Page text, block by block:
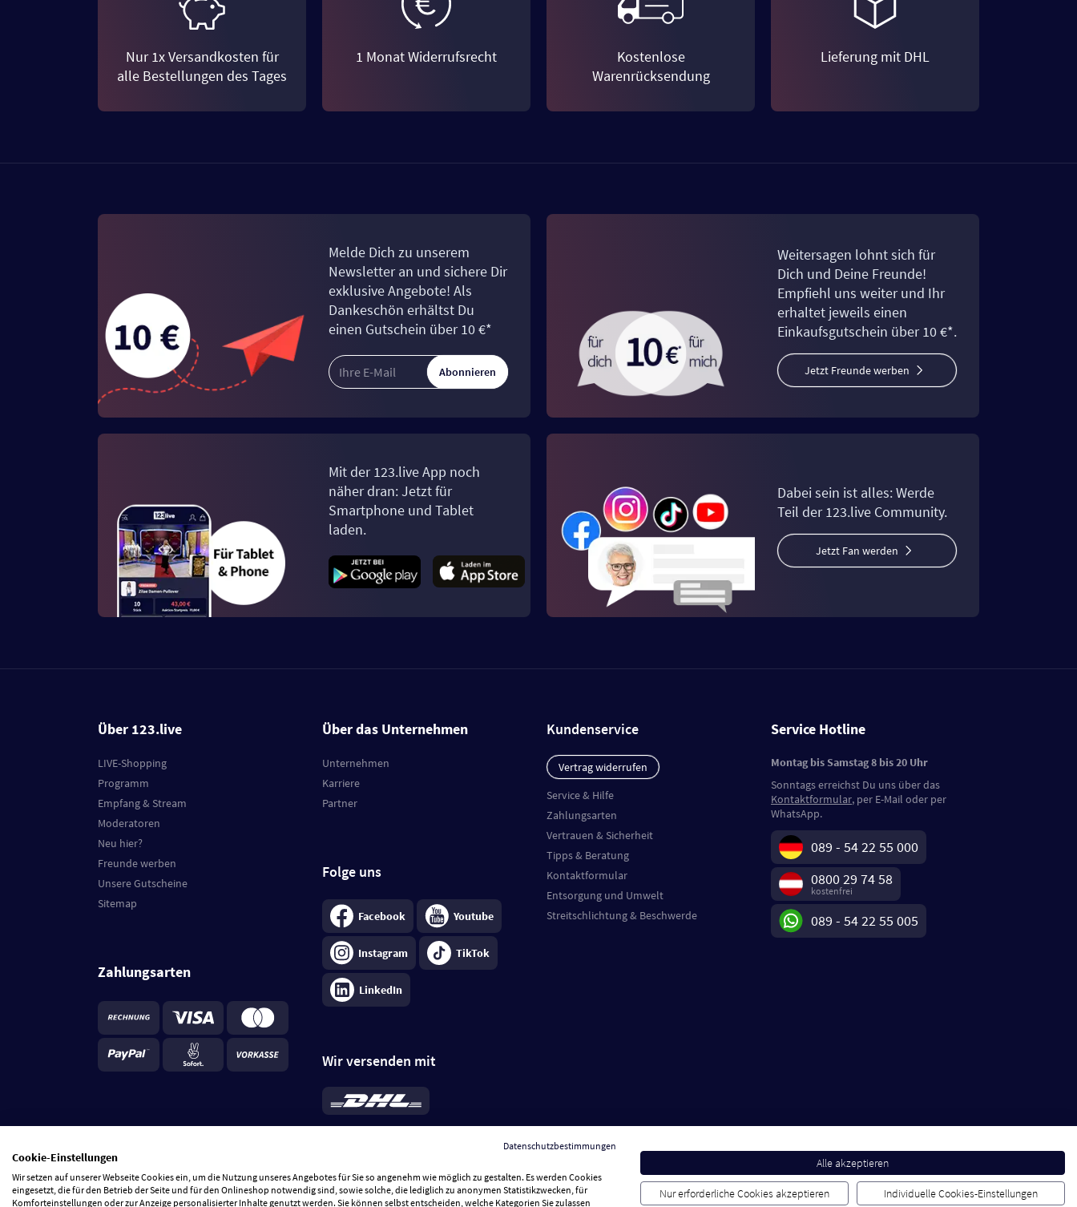
Nur 1x Versandkosten für
alle Bestellungen des Tages
1 Monat Widerrufsrecht
Kostenlose
Warenrücksendung
Lieferung mit DHL
Melde Dich zu unserem
Newsletter an und sichere Dir
exklusive Angebote! Als
Dankeschön erhältst Du
einen Gutschein über 10 €*
Abonnieren
Weitersagen lohnt sich für
Dich und Deine Freunde!
Empfiehl uns weiter und Ihr
erhaltet jeweils einen
Einkaufsgutschein über 10 €*.
Jetzt Freunde werben
Mit der 123.live App noch
näher dran: Jetzt für
Smartphone und Tablet
laden.
Dabei sein ist alles: Werde
Teil der 123.live Community.
Jetzt Fan werden
Über 123.live
LIVE-Shopping
Programm
Empfang & Stream
Moderatoren
Neu hier?
Freunde werben
Unsere Gutscheine
Sitemap
Zahlungsarten
Über das Unternehmen
Unternehmen
Karriere
Partner
Folge uns
Facebook Youtube
Instagram TikTok
LinkedIn
Wir versenden mit
*Standard 6,95 €; bei Kühlware zzgl. 0,99 €
je Bestellung, insgesamt 7,94 €. Lieferzeit3-
Kundenservice
Vertrag widerrufen
Service & Hilfe
Zahlungsarten
Vertrauen & Sicherheit
Tipps & Beratung
Kontaktformular
Entsorgung und Umwelt
Streitschlichtung & Beschwerde
Service Hotline
Montag bis Samstag 8 bis 20 Uhr
Sonntags erreichst Du uns über das
Kontaktformular, per E-Mail oder per
WhatsApp.
089 - 54 22 55 000
0800 29 74 58
kostenfrei
089 - 54 22 55 005
Datenschutzbestimmungen
Cookie-Einstellungen
Wir setzen auf unserer Webseite Cookies ein, um die Nutzung unseres Angebotes für Sie so angenehm wie möglich zu gestalten. Es werden Cookies
eingesetzt, die für den Betrieb der Seite und für den Onlineshop notwendig sind, sowie solche, die lediglich zu anonymen Statistikzwecken, für
Komforteinstellungen oder zur Anzeige personalisierter Inhalte genutzt werden. Sie können selbst entscheiden, welche Kategorien Sie zulassen
Alle akzeptieren
Nur erforderliche Cookies akzeptieren Individuelle Cookies-Einstellungen